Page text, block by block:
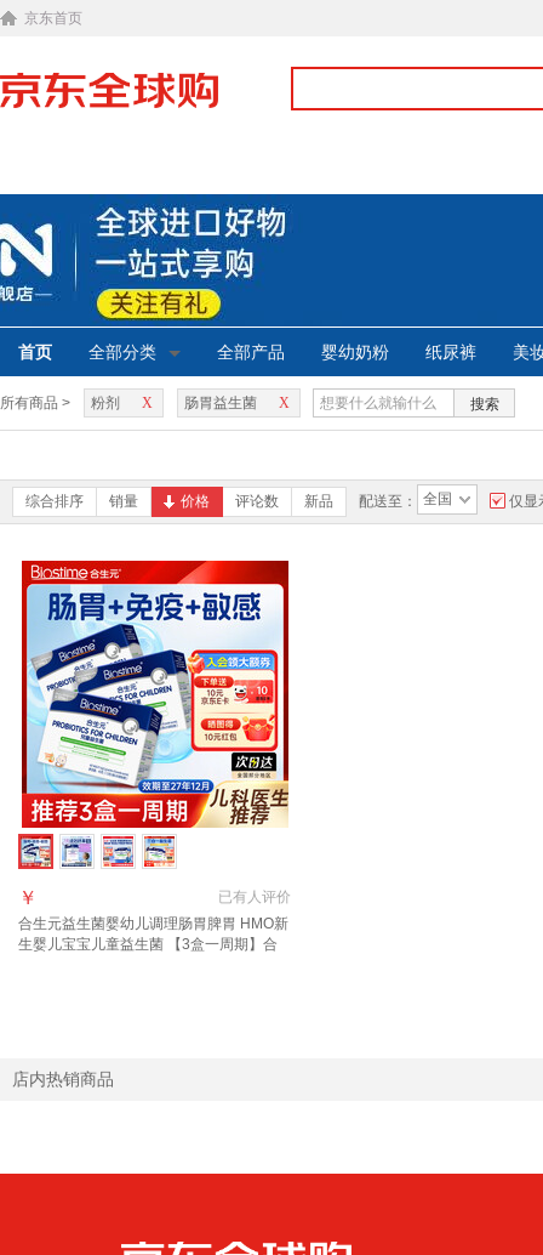
京东首页
首页 全部分类 全部产品 婴幼奶粉 纸尿裤 美
所有商品 > X
粉剂 X
肠胃益生菌 搜索
综合排序 销量 价格 评论数 新品 配送至： 全国 仅显
已有人评价
￥
合生元益生菌婴幼儿调理肠胃脾胃 HMO新
生婴儿宝宝儿童益生菌 【3盒一周期】合
店内热销商品